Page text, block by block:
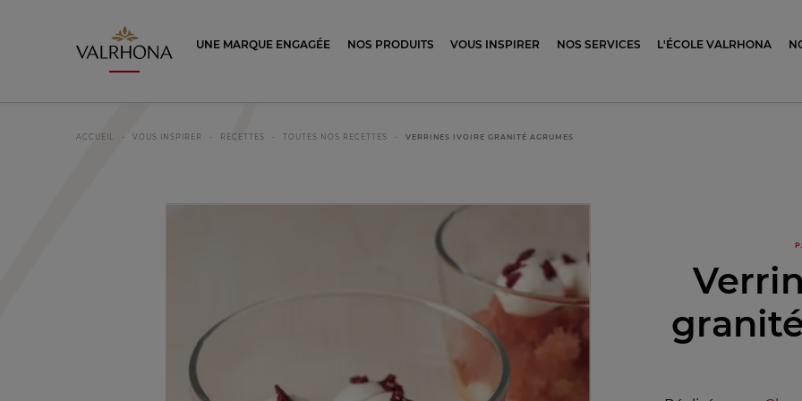
Valrhona - Imaginons le meilleur du chocolat
UNE MARQUE ENGAGÉE NOS PRODUITS VOUS INSPIRER NOS SERVICES L'ÉCOLE VALRHONA
ACCUEIL VOUS INSPIRER RECETTES TOUTES NOS RECETTES VERRINES IVOIRE GRANITÉ AGRUMES